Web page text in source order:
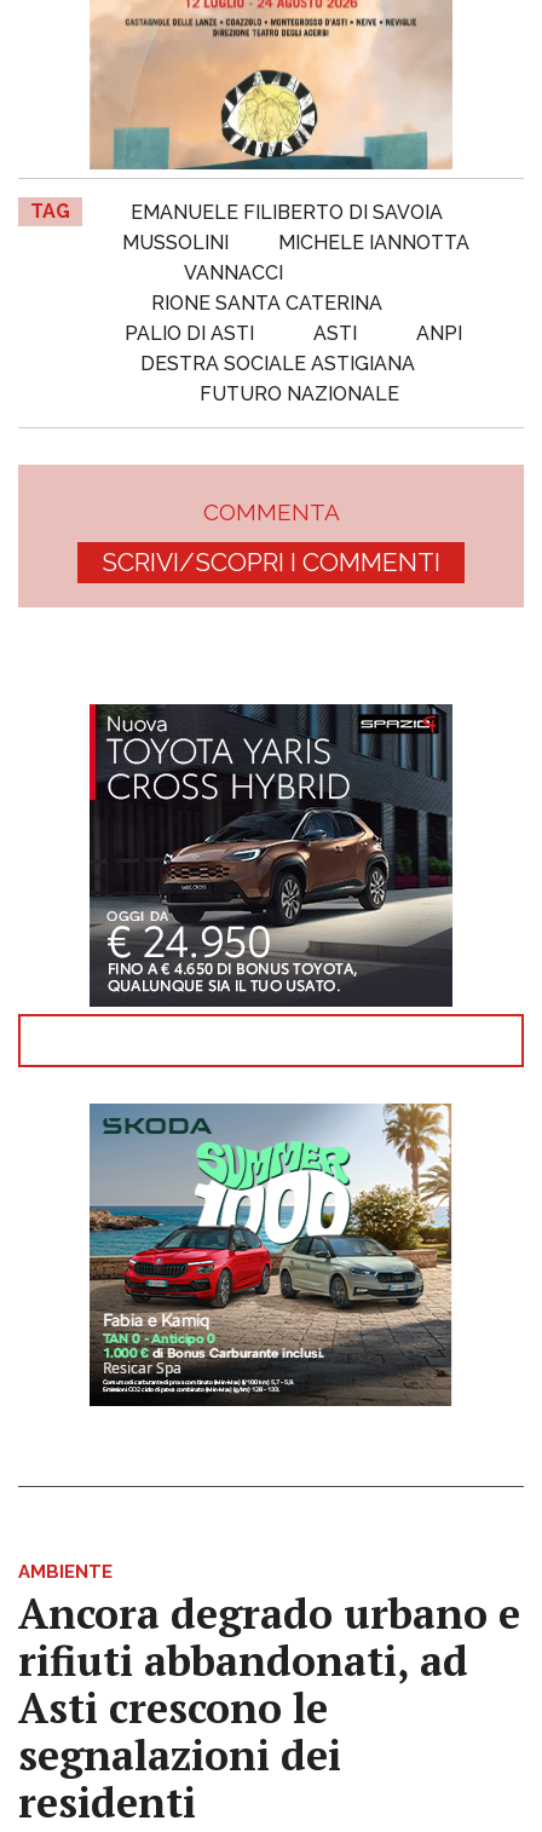
TAG
EMANUELE FILIBERTO DI SAVOIA
MUSSOLINI
MICHELE IANNOTTA
VANNACCI
RIONE SANTA CATERINA
PALIO DI ASTI
ASTI
ANPI
DESTRA SOCIALE ASTIGIANA
FUTURO NAZIONALE
COMMENTA
SCRIVI/SCOPRI I COMMENTI
AMBIENTE
Ancora degrado urbano e
rifiuti abbandonati, ad
Asti crescono le
segnalazioni dei
residenti